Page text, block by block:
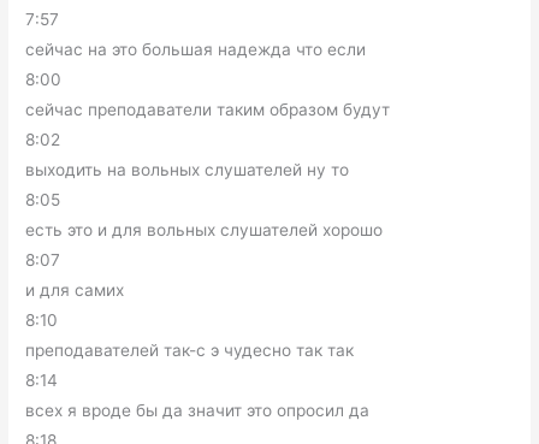
7:57
сейчас на это большая надежда что если
8:00
сейчас преподаватели таким образом будут
8:02
выходить на вольных слушателей ну то
8:05
есть это и для вольных слушателей хорошо
8:07
и для самих
8:10
преподавателей так-с э чудесно так так
8:14
всех я вроде бы да значит это опросил да